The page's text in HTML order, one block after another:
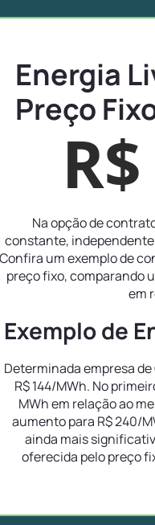
Energia
Preço
Na opção de
constante,
Confira um exemplo de
preço fixo, comparando
em
Exemplo de
Determinada empresa
R$ 144/MWh. No
MWh em relação ao
aumento para R$ 240/
ainda mais
oferecida pelo preço